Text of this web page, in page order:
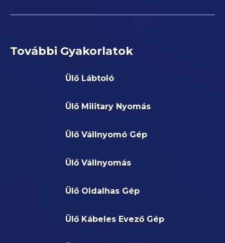
További Gyakorlatok
Ülő Lábtoló
Ülő Military Nyomás
Ülő Vállnyomó Gép
Ülő Vállnyomás
Ülő Oldalhas Gép
Ülő Kábeles Evező Gép